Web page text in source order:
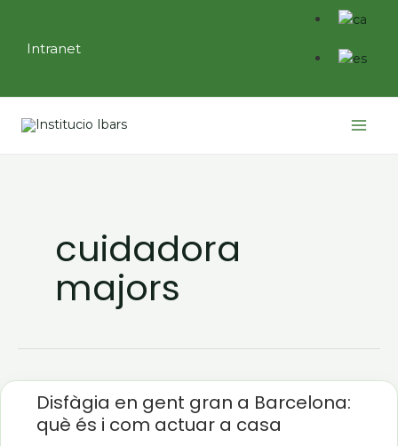
contingut
Intranet
cuidadora
majors
Disfàgia en gent gran a Barcelona:
què és i com actuar a casa
Disfàgia
en
gent
gran
a